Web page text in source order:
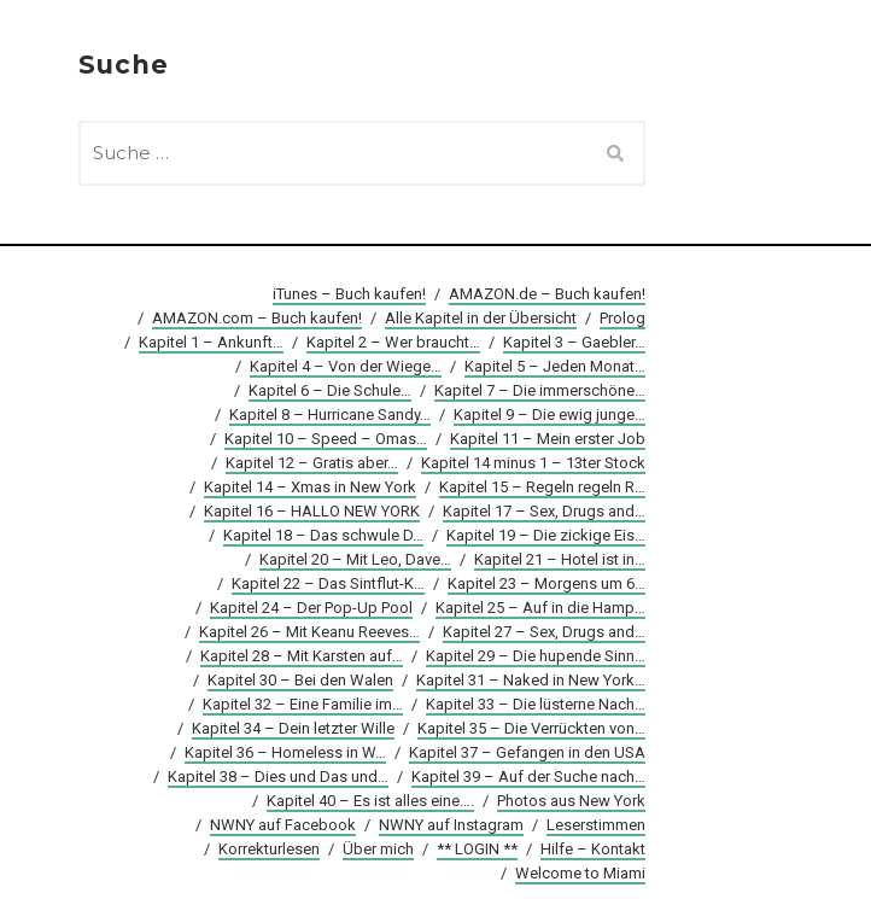
Suche
NACH:
iTunes – Buch kaufen! / AMAZON.de – Buch kaufen!
/ AMAZON.com – Buch kaufen! / Alle Kapitel in der Übersicht / Prolog
/ Kapitel 1 – Ankunft… / Kapitel 2 – Wer braucht… / Kapitel 3 – Gaebler…
/ Kapitel 4 – Von der Wiege… / Kapitel 5 – Jeden Monat…
/ Kapitel 6 – Die Schule… / Kapitel 7 – Die immerschöne…
/ Kapitel 8 – Hurricane Sandy… / Kapitel 9 – Die ewig junge…
/ Kapitel 10 – Speed – Omas… / Kapitel 11 – Mein erster Job
/ Kapitel 12 – Gratis aber… / Kapitel 14 minus 1 – 13ter Stock
/ Kapitel 14 – Xmas in New York / Kapitel 15 – Regeln regeln R…
/ Kapitel 16 – HALLO NEW YORK / Kapitel 17 – Sex, Drugs and…
/ Kapitel 18 – Das schwule D… / Kapitel 19 – Die zickige Eis…
/ Kapitel 20 – Mit Leo, Dave… / Kapitel 21 – Hotel ist in…
/ Kapitel 22 – Das Sintflut-K… / Kapitel 23 – Morgens um 6…
/ Kapitel 24 – Der Pop-Up Pool / Kapitel 25 – Auf in die Hamp…
/ Kapitel 26 – Mit Keanu Reeves… / Kapitel 27 – Sex, Drugs and…
/ Kapitel 28 – Mit Karsten auf… / Kapitel 29 – Die hupende Sinn…
/ Kapitel 30 – Bei den Walen / Kapitel 31 – Naked in New York…
/ Kapitel 32 – Eine Familie im… / Kapitel 33 – Die lüsterne Nach…
/ Kapitel 34 – Dein letzter Wille / Kapitel 35 – Die Verrückten von…
/ Kapitel 36 – Homeless in W… / Kapitel 37 – Gefangen in den USA
/ Kapitel 38 – Dies und Das und… / Kapitel 39 – Auf der Suche nach…
/ Kapitel 40 – Es ist alles eine…. / Photos aus New York
/ NWNY auf Facebook / NWNY auf Instagram / Leserstimmen
/ Korrekturlesen / Über mich / ** LOGIN ** / Hilfe – Kontakt
/ Welcome to Miami